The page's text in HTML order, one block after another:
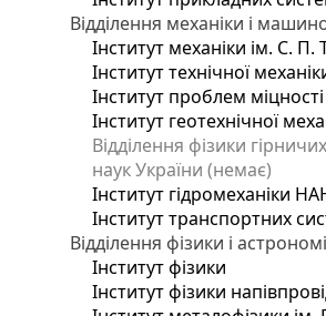
Відділення механіки і
Інститут механіки ім. С.
Інститут технічної
Інститут проблем
Інститут геотехнічної
Відділення фізики
наук України (немає)
Інститут гідромеханіки
Інститут транспортних
Відділення фізики і
Інститут фізики
Інститут фізики